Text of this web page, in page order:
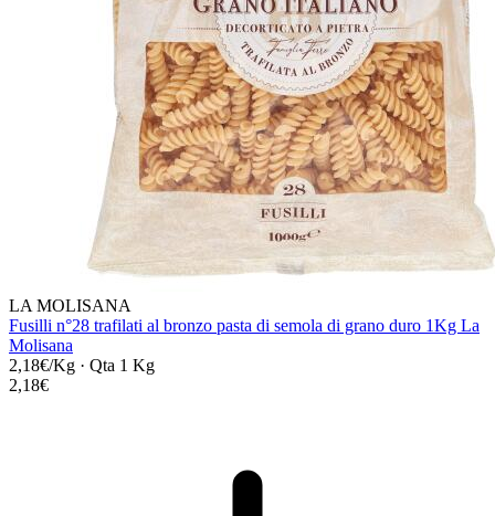
LA MOLISANA
Fusilli n°28 trafilati al bronzo pasta di semola di grano duro 1Kg La
Molisana
2,18€/Kg · Qta 1 Kg
2,18€